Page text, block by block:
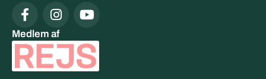
Medlem af